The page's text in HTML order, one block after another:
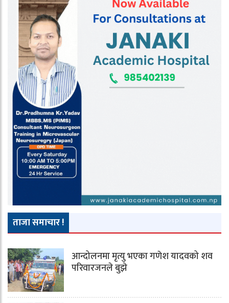
ताजा समाचार !
आन्दोलनमा मृत्यु भएका गणेश यादवको शव
परिवारजनले बुझे